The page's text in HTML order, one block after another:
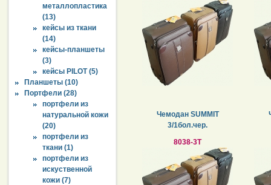
металлопластика
(13)
кейсы из ткани
(14)
кейсы-планшеты
(3)
кейсы PILOT (5)
Планшеты (10)
Портфели (28)
портфели из
натуральной кожи
(20)
портфели из
ткани (1)
портфели из
искуственной
кожи (7)
Чемодан SUMMIT
3/1бол.чер.
8038-3Т